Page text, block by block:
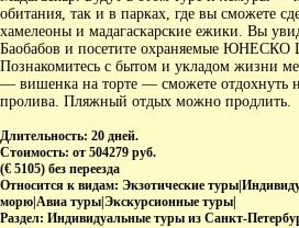
обитания, так и в парках, где вы сможете
хамелеоны и мадагаскарские ежики. Вы
Баобабов и посетите охраняемые ЮНЕСКО
Познакомитесь с бытом и укладом жизни
— вишенка на торте — сможете отдохнуть
пролива. Пляжный отдых можно продлить.
Длительность: 20 дней.
Стоимость: от 504279 руб.
(€ 5105) без переезда
Относится к видам: Экзотические
морю|Авиа туры|Экскурсионные туры|
Раздел: Индивидуальные туры из Санкт-